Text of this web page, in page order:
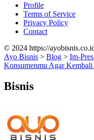
Profile
Terms of Service
Privacy Policy
Contact
© 2024 https://
Ayo Bisnis > Blog > Im-
Konsumenmu Agar
Bisnis